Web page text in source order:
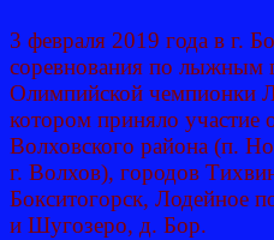
3 февраля 2019 года в г.
соревнования по лыжным
Олимпийской чемпионки
котором приняло участие
Волховского района (п.
г. Волхов), городов
Бокситогорск, Лодейное
и Шугозеро, д. Бор.